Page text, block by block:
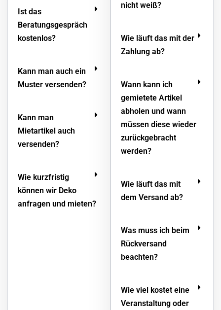
Ist das
Beratungsgespräch
kostenlos?
Kann man auch ein
Muster versenden?
Kann man
Mietartikel auch
versenden?
Wie kurzfristig
können wir Deko
anfragen und mieten?
nicht weiß?
Wie läuft das mit der
Zahlung ab?
Wann kann ich
gemietete Artikel
abholen und wann
müssen diese wieder
zurückgebracht
werden?
Wie läuft das mit
dem Versand ab?
Was muss ich beim
Rückversand
beachten?
Wie viel kostet eine
Veranstaltung oder